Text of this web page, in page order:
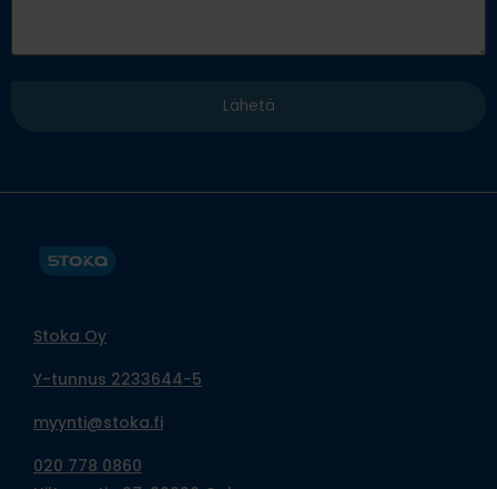
Stoka Oy
Y-tunnus 2233644-5
myynti@stoka.fi
020 778 0860